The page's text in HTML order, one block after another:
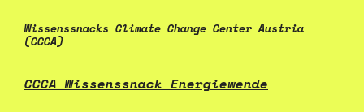
Wissenssnacks Climate Change Center Austria
(CCCA)
CCCA Wissenssnack Energiewende